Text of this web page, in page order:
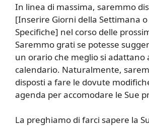
In linea di massima, saremmo
[Inserire Giorni della Settimana o
Specifiche] nel corso delle
Saremmo grati se potesse
un orario che meglio si adattano
calendario. Naturalmente,
disposti a fare le dovute
agenda per accomodare le Sue
La preghiamo di farci sapere la